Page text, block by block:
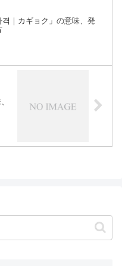
격｜カギョク」の意味、発